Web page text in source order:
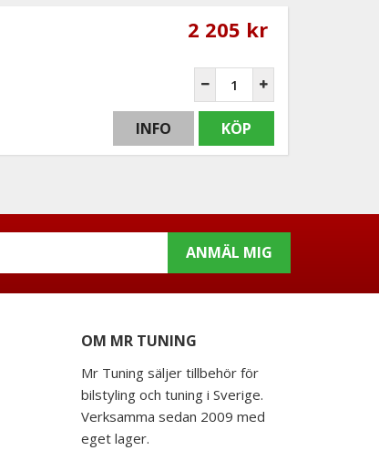
2 205 kr
INFO KÖP
ANMÄL MIG
OM MR TUNING
Mr Tuning säljer tillbehör för
bilstyling och tuning i Sverige.
Verksamma sedan 2009 med
eget lager.